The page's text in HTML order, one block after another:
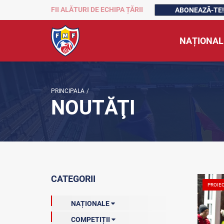
FII ALĂTURI DE ECHIPA ȚĂRII ABONEAZĂ-TE!
PRINCIPALA /
NOUTĂŢI
CATEGORII
NAȚIONALE
COMPETIȚII